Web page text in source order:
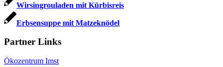
Wirsingrouladen mit Kürbisreis
Erbsensuppe mit Matzeknödel
Partner Links
Ökozentrum Imst